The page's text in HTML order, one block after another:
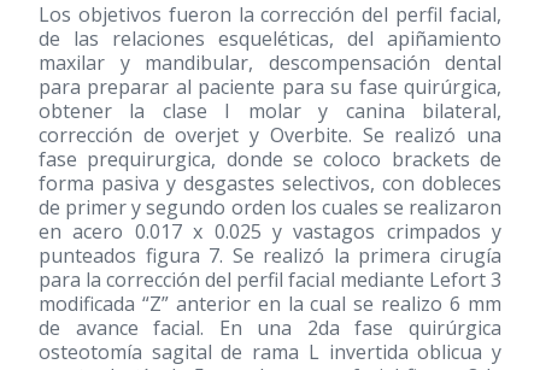
Los objetivos fueron la corrección del perfil facial,
de las relaciones esqueléticas, del apiñamiento
maxilar y mandibular, descompensación dental
para preparar al paciente para su fase quirúrgica,
obtener la clase I molar y canina bilateral,
corrección de overjet y Overbite. Se realizó una
fase prequirurgica, donde se coloco brackets de
forma pasiva y desgastes selectivos, con dobleces
de primer y segundo orden los cuales se realizaron
en acero 0.017 x 0.025 y vastagos crimpados y
punteados figura 7. Se realizó la primera cirugía
para la corrección del perfil facial mediante Lefort 3
modificada “Z” anterior en la cual se realizo 6 mm
de avance facial. En una 2da fase quirúrgica
osteotomía sagital de rama L invertida oblicua y